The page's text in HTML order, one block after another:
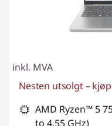
inkl. MVA
Nesten utsolgt –
AMD Ryzen™ 5
to 4.55 GHz)